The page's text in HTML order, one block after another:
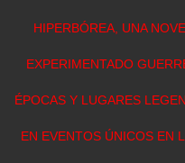
HIPERBÓREA, UNA
EXPERIMENTADO
ÉPOCAS Y LUGARES
EN EVENTOS ÚNICOS EN